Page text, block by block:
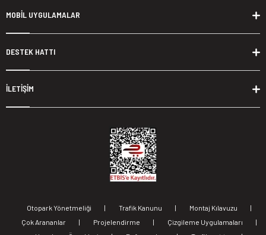
MOBİL UYGULAMALAR
DESTEK HATTI
İLETİŞİM
Otopark Yönetmeliği | Trafik Kanunu | Montaj Kılavuzu
|
Çok Arananlar
| Projelendirme | Çizgileme Uygulamaları
|